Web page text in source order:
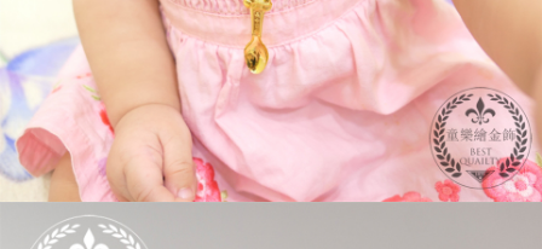
４．使用「AFTEE先享後付」時，將依據個別帳號之用戶狀況，依本公司即
時審查核予不同之上限額度；若仍有額度不足之情形，本公司將視審查結果
請求用戶進行身份認證。
５．嚴禁一人註冊多個帳號或使用他人資訊註冊。若發現惡意使用之情形，
恩沛科技股份有限公司將有權停止該用戶之使用額度並採取法律行動。